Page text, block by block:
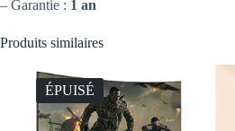
– Garantie : 1 an
Produits similaires
ÉPUISÉ